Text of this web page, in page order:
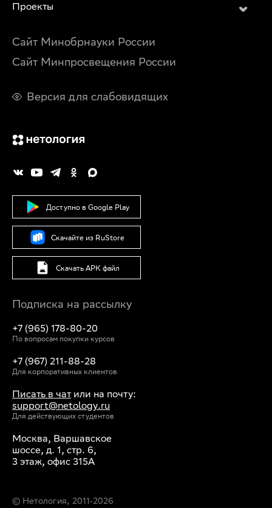
Доступно в Google Play
Скачайте из RuStore
Скачать APK файл
Подписка на рассылку
+7 (965) 178-80-20
По вопросам покупки курсов
+7 (967) 211-88-28
Для корпоративных клиентов
Писать в чат или на почту:
support@netology.ru
Для действующих студентов
Москва, Варшавское
шоссе, д. 1, стр. 6,
3 этаж, офис 315А
© Нетология, 2011‐2026
Проекты
Сайт Минобрнауки России
Сайт Минпросвещения России
Версия для слабовидящих